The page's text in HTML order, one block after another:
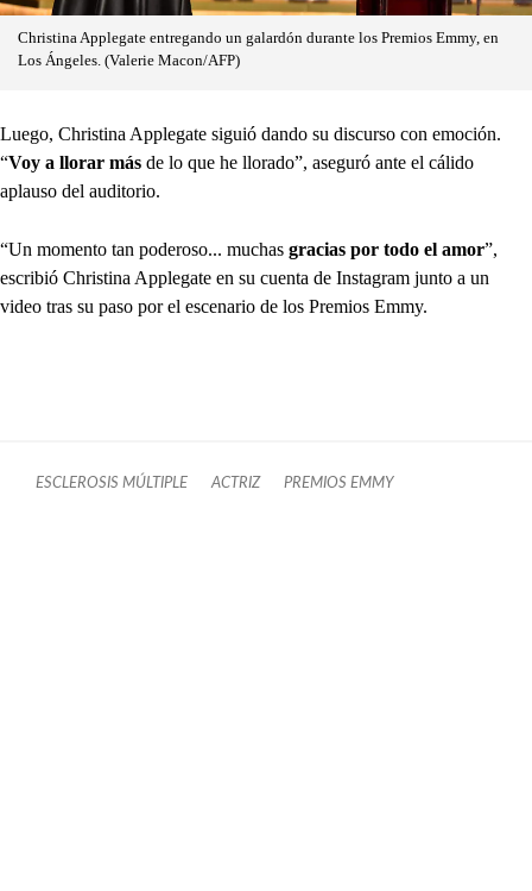
Christina Applegate entregando un galardón durante los Premios Emmy, en
Los Ángeles. (Valerie Macon/AFP)
Luego, Christina Applegate siguió dando su discurso con emoción.
“Voy a llorar más de lo que he llorado”, aseguró ante el cálido
aplauso del auditorio.
“Un momento tan poderoso... muchas gracias por todo el amor”,
escribió Christina Applegate en su cuenta de Instagram junto a un
video tras su paso por el escenario de los Premios Emmy.
ESCLEROSIS MÚLTIPLE ACTRIZ PREMIOS EMMY